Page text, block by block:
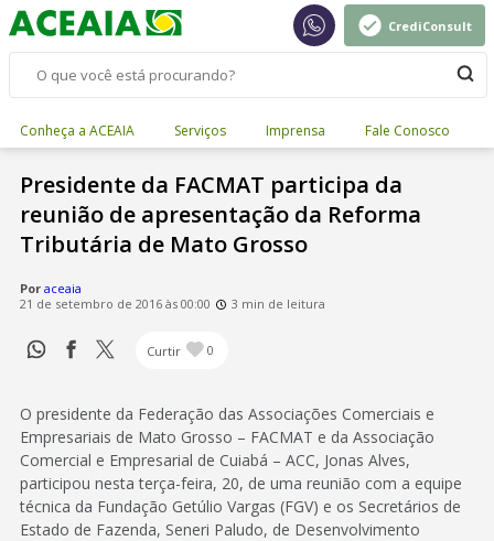
CrediConsult
Conheça a ACEAIA Serviços Imprensa Fale Conosco
Presidente da FACMAT participa da
reunião de apresentação da Reforma
Tributária de Mato Grosso
Por aceaia
21 de setembro de 2016 às 00:00
3 min de leitura
Curtir 0
O presidente da Federação das Associações Comerciais e
Empresariais de Mato Grosso – FACMAT e da Associação
Comercial e Empresarial de Cuiabá – ACC, Jonas Alves,
participou nesta terça-feira, 20, de uma reunião com a equipe
técnica da Fundação Getúlio Vargas (FGV) e os Secretários de
Estado de Fazenda, Seneri Paludo, de Desenvolvimento